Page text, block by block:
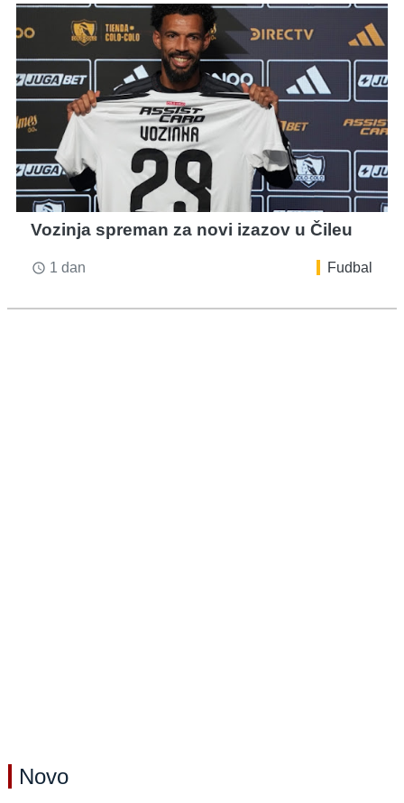
Vozinja spreman za novi izazov u Čileu
access_time 1 dan Fudbal
Novo